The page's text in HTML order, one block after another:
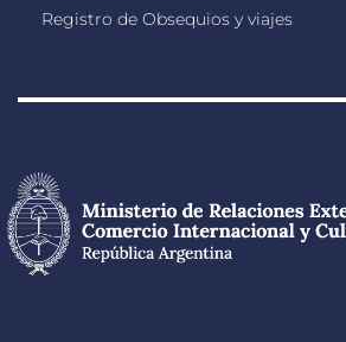
Registro de Obsequios y viajes